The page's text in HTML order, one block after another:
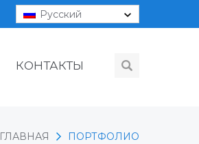
Русский
КОНТАКТЫ
ГЛАВНАЯ ПОРТФОЛИО